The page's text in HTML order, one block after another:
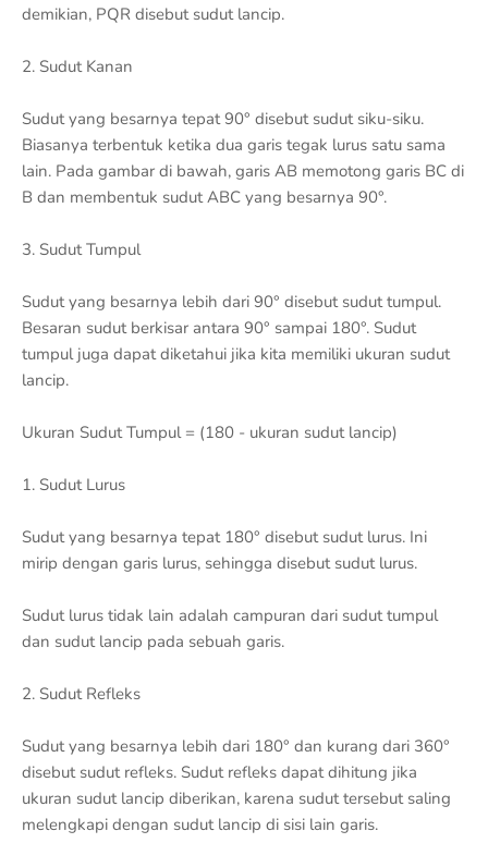
demikian, PQR disebut sudut lancip.
2. Sudut Kanan
Sudut yang besarnya tepat 90° disebut sudut siku-siku.
Biasanya terbentuk ketika dua garis tegak lurus satu sama
lain. Pada gambar di bawah, garis AB memotong garis BC di
B dan membentuk sudut ABC yang besarnya 90°.
3. Sudut Tumpul
Sudut yang besarnya lebih dari 90° disebut sudut tumpul.
Besaran sudut berkisar antara 90° sampai 180°. Sudut
tumpul juga dapat diketahui jika kita memiliki ukuran sudut
lancip.
Ukuran Sudut Tumpul = (180 - ukuran sudut lancip)
1. Sudut Lurus
Sudut yang besarnya tepat 180° disebut sudut lurus. Ini
mirip dengan garis lurus, sehingga disebut sudut lurus.
Sudut lurus tidak lain adalah campuran dari sudut tumpul
dan sudut lancip pada sebuah garis.
2. Sudut Refleks
Sudut yang besarnya lebih dari 180° dan kurang dari 360°
disebut sudut refleks. Sudut refleks dapat dihitung jika
ukuran sudut lancip diberikan, karena sudut tersebut saling
melengkapi dengan sudut lancip di sisi lain garis.